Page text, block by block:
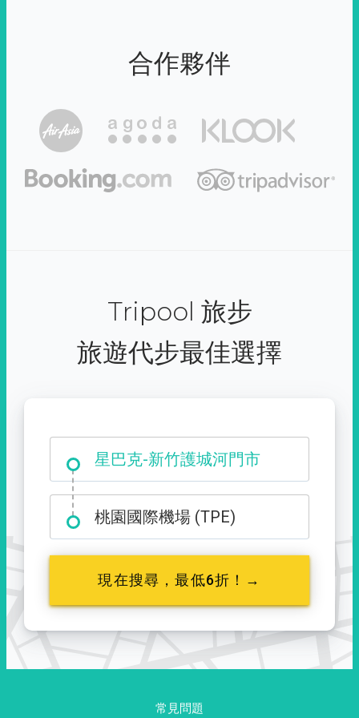
合作夥伴
Tripool 旅步
旅遊代步最佳選擇
星巴克-新竹護城河門市
大霸尖山登山口
桃園國際機場 (TPE)
現在搜尋，最低6折！→
常見問題